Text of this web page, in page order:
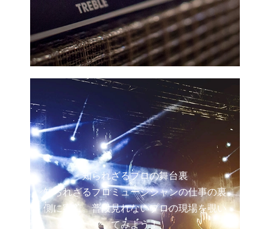
知られざるプロの舞台裏
知られざるプロミュージシャンの仕事の裏
側に密着。普段見れないプロの現場を覗い
てみよう！